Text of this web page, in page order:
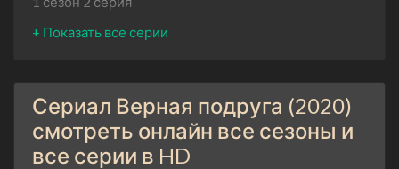
1 сезон 1 серия
Сериал Верная подруга (2020)
смотреть онлайн все сезоны и
все серии в HD